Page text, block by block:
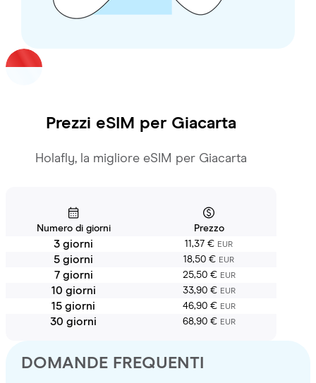
Prezzi eSIM per Giacarta
Holafly, la migliore eSIM per Giacarta
Numero di giorni Prezzo
3 giorni 11,37 € EUR
5 giorni 18,50 € EUR
7 giorni 25,50 € EUR
10 giorni 33,90 € EUR
15 giorni 46,90 € EUR
30 giorni 68,90 € EUR
DOMANDE FREQUENTI